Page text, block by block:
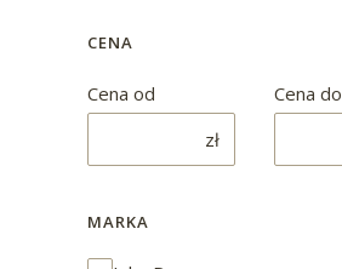
CENA
Cena od
zł
Cena do
MARKA